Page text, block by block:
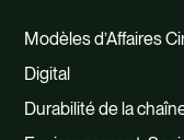
Modèles d’Affaires
Digital
Durabilité de la